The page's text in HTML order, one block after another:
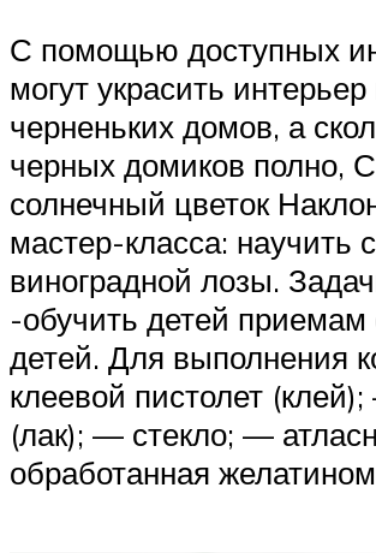
С помощью доступных
могут украсить
черненьких домов, а
черных домиков полно,
солнечный цветок
мастер-класса: научить
виноградной лозы.
-обучить детей приемам
детей. Для выполнения
клеевой пистолет
(лак); — стекло; —
обработанная